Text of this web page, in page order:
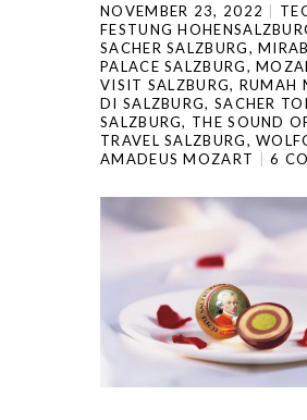
NOVEMBER 23, 2022
FESTUNG
SACHER SALZBURG,
PALACE SALZBURG,
VISIT SALZBURG, RUMAH
DI SALZBURG, SACHER
SALZBURG, THE SOUND
TRAVEL SALZBURG,
AMADEUS MOZART
6